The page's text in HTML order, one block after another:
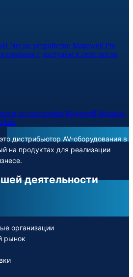
Net на устройстве Magewell Pro
проблем с доступом к сети после
по настройке Magewell Modator
дистрибьютор AV-оборудования в
на продуктах для реализации
деятельности
организации
рынок